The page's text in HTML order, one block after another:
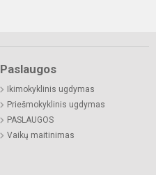
Paslaugos
Ikimokyklinis ugdymas
Priešmokyklinis ugdymas
PASLAUGOS
Vaikų maitinimas